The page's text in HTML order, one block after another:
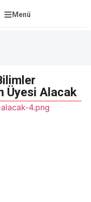
Menü
Üyesi Alacak